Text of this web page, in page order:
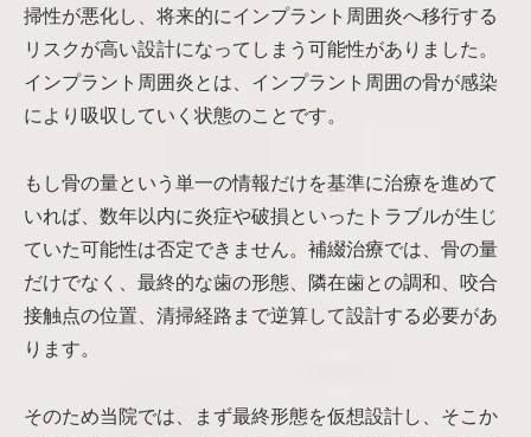
掃性が悪化し、将来的にインプラント周囲炎へ移行する
リスクが高い設計になってしまう可能性がありました。
インプラント周囲炎とは、インプラント周囲の骨が感染
により吸収していく状態のことです。
もし骨の量という単一の情報だけを基準に治療を進めて
いれば、数年以内に炎症や破損といったトラブルが生じ
ていた可能性は否定できません。補綴治療では、骨の量
だけでなく、最終的な歯の形態、隣在歯との調和、咬合
接触点の位置、清掃経路まで逆算して設計する必要があ
ります。
そのため当院では、まず最終形態を仮想設計し、そこか